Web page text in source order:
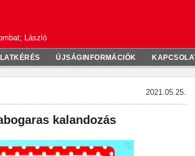
László
ÚJSÁGINFORMÁCIÓK
2021.05.25.
kalandozás